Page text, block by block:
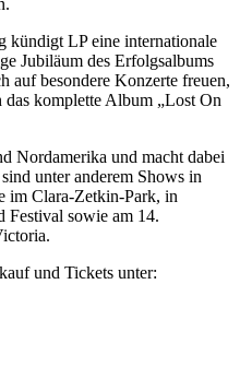
kündigt LP eine internationale
Jubiläum des Erfolgsalbums
auf besondere Konzerte freuen,
das komplette Album „Lost On
Nordamerika und macht dabei
unter anderem Shows in
im Clara-Zetkin-Park, in
Festival sowie am 14.
und Tickets unter: